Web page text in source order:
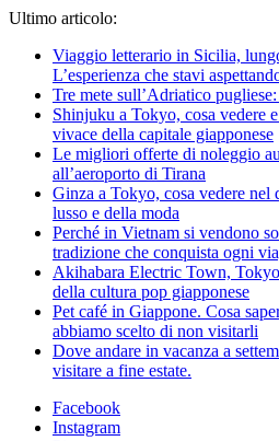
Ultimo articolo:
Viaggio letterario in Sicilia,
L’esperienza che stavi
Tre mete sull’Adriatico
Shinjuku a Tokyo, cosa vedere
vivace della capitale giapponese
Le migliori offerte di noleggio
all’aeroporto di Tirana
Ginza a Tokyo, cosa vedere nel
lusso e della moda
Perché in Vietnam si vendono
tradizione che conquista ogni
Akihabara Electric Town,
della cultura pop giapponese
Pet café in Giappone. Cosa
abbiamo scelto di non visitarli
Dove andare in vacanza a
visitare a fine estate.
Facebook
Instagram